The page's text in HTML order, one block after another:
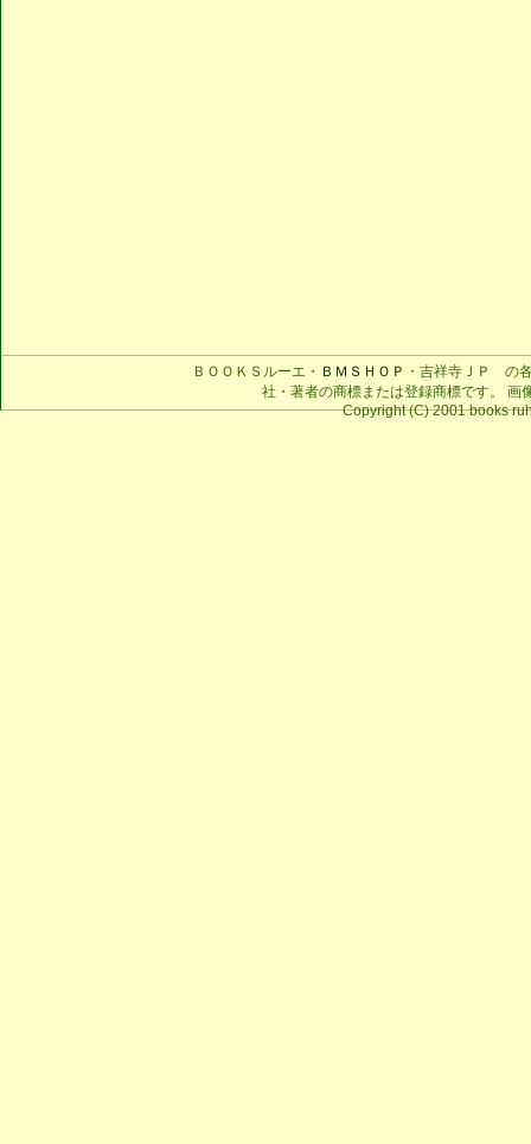
ＢＯＯＫＳルーエ・ ＢＭＳＨＯＰ ・吉祥寺ＪＰ の
社・著者の商標または登録商標です。 画
Copyright (C) 2001 books